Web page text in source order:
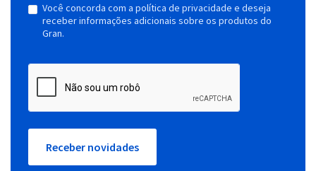
Você concorda com a política de privacidade e deseja
receber informações adicionais sobre os produtos do
Gran.
Receber novidades